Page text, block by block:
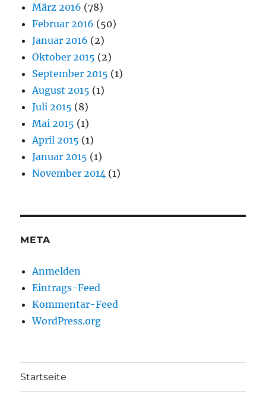
März 2016 (78)
Februar 2016 (50)
Januar 2016 (2)
Oktober 2015 (2)
September 2015 (1)
August 2015 (1)
Juli 2015 (8)
Mai 2015 (1)
April 2015 (1)
Januar 2015 (1)
November 2014 (1)
META
Anmelden
Eintrags-Feed
Kommentar-Feed
WordPress.org
Startseite